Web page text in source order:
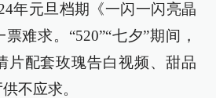
年元旦档期《一闪一闪亮晶
难求。“520”“七夕”期间，
片配套玫瑰告白视频、甜品
不应求。